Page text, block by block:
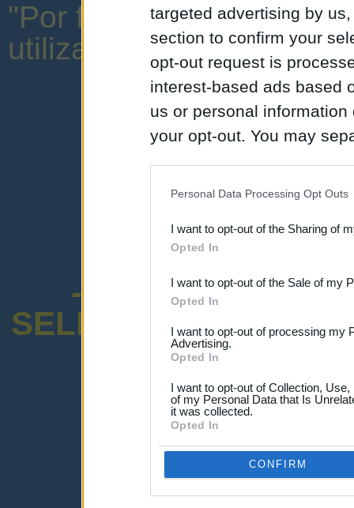
targeted advertising by
section to confirm your
opt-out request is
interest-based ads based
us or personal
your opt-out. You may
Downstream Participants
third parties.
Personal Data Processing Opt Outs
I want to opt-out of the Sharing of
Opted In
I want to opt-out of the Sale of my
Opted In
I want to opt-out of processing my
Advertising.
Opted In
I want to opt-out of Collection,
of my Personal Data that Is
it was collected.
Opted In
CONFIRM
"Por favor, no abuse de
utilizar una expresión y
-ENCUESTA
SELECTIVO
¡Advertencia!
Por favor ingresa abajo o haz clic-
Ingresar